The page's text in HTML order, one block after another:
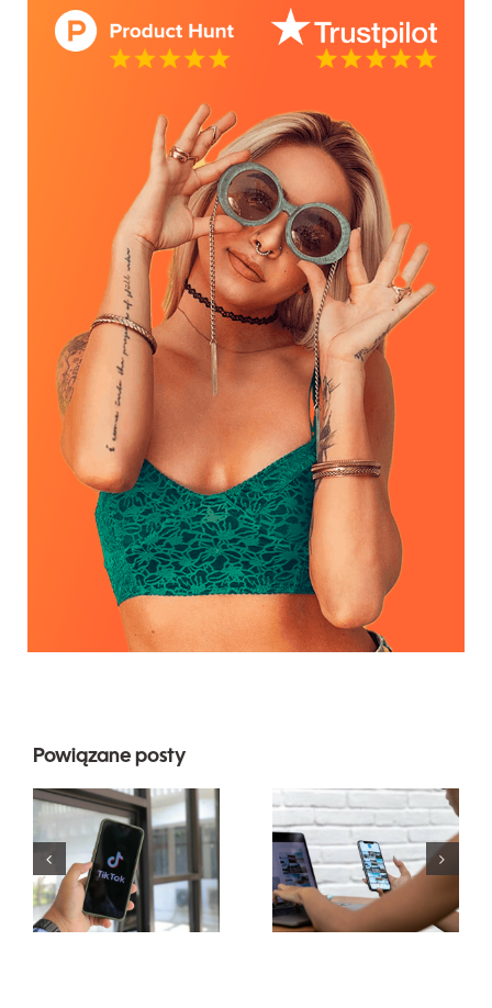
Powiązane posty
Maksymalizacja
zasięgu:
Skuteczne
narzędzia
do publikacji
międzyplatformowych
platformy
do
znalezienia
pomysłów
na UGC
(treści